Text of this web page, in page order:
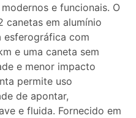
e funcionais. O
em alumínio
esferográfica com
e uma caneta sem
e menor impacto
permite uso
de apontar,
e fluida. Fornecido em